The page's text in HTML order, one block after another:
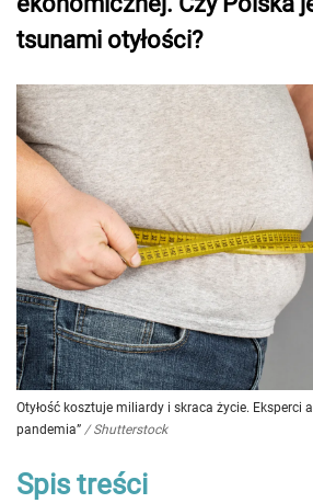
tsunami otyłości?
Otyłość kosztuje miliardy i skraca życie. Eksperci
pandemia” / Shutterstock
Spis treści